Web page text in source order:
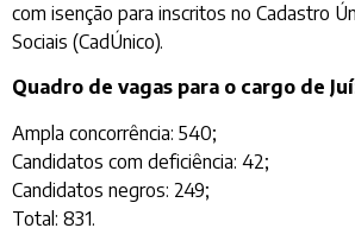
com isenção para inscritos no Cadastro
Sociais (CadÚnico).
Quadro de vagas para o cargo de
Ampla concorrência: 540;
Candidatos com deficiência: 42;
Candidatos negros: 249;
Total: 831.